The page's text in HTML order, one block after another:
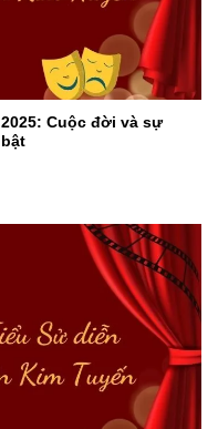
Cuộc đời và sự